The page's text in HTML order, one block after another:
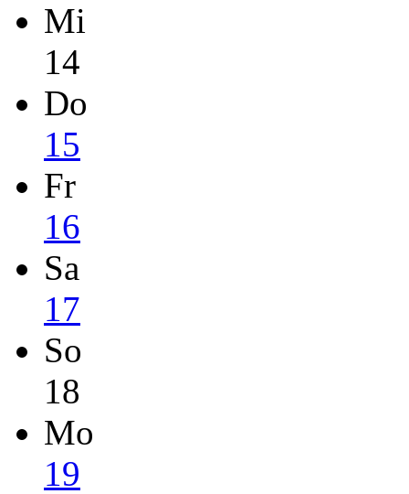
Mi
14
Do
15
Fr
16
Sa
17
So
18
Mo
19